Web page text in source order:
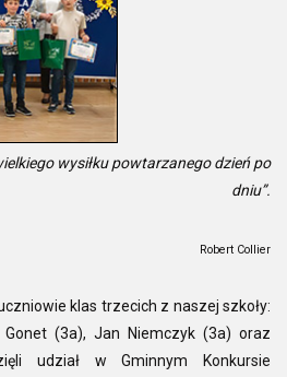
wysiłku powtarzanego dzień po
dniu”.
Robert Collier
klas trzecich z naszej szkoły:
(3a), Jan Niemczyk (3a) oraz
udział w Gminnym Konkursie